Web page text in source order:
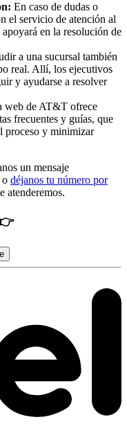
En caso de dudas o
el servicio de atención al
en la resolución de
a una sucursal también
real. Allí, los ejecutivos
y ayudarse a resolver
web de AT&T ofrece
frecuentes y guías, que
proceso y minimizar
un mensaje
o déjanos tu número por
atenderemos.